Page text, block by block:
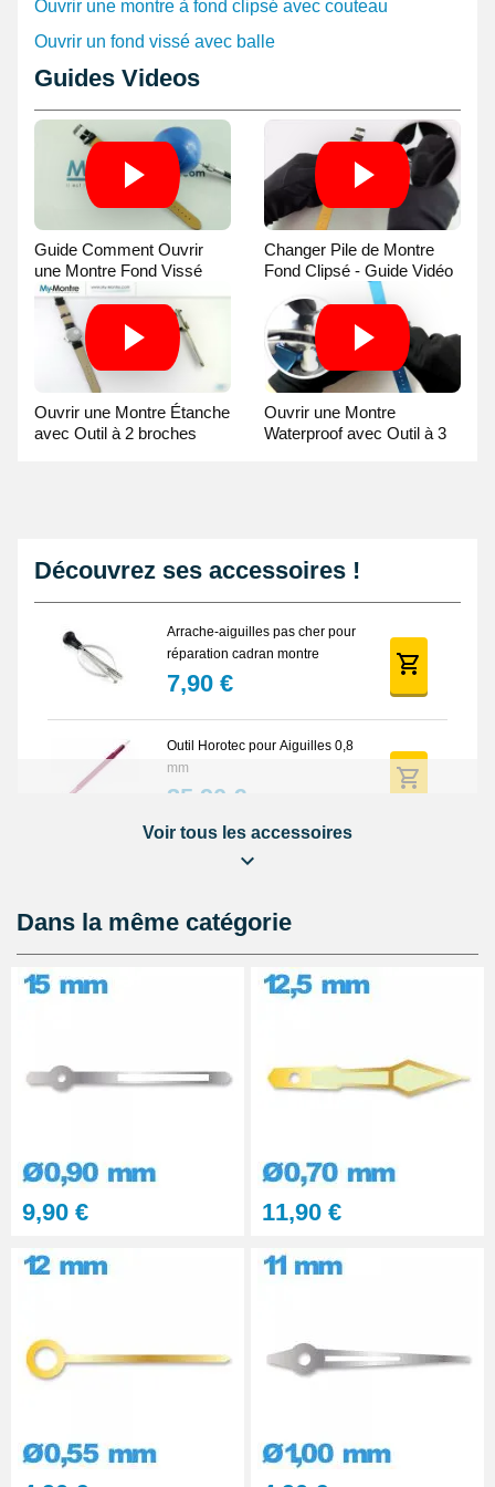
qualité Suisse.
Ouvrir une montre à fond clipsé avec couteau
Ouvrir un fond vissé avec balle
Guides Videos
Guide Comment Ouvrir
une Montre Fond Vissé
avec une Balle
Changer Pile de Montre
Fond Clipsé - Guide Vidéo
Ouvrir une Montre Étanche
avec Outil à 2 broches
Ouvrir une Montre
Waterproof avec Outil à 3
Découvrez ses accessoires !
Arrache-aiguilles pas cher pour
réparation cadran montre
7,90 €
Outil Horotec pour Aiguilles 0,8
mm
35,90 €
Arrache Aiguille Montre
23,90 €
Outil Horotec Aiguilles pour
Montre - diam. 0.50 et 1.00
Outil pour Pose d'Aiguille de
Outil pour remettre Aiguille
Montre - 0,80 / 1,50 mm
7,90 €
Voir tous les accessoires
Dans la même catégorie
9,90 € 11,90 €